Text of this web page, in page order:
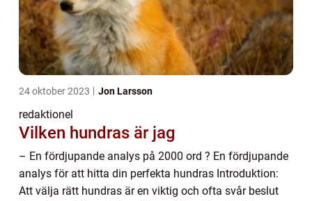
24 oktober 2023 Jon Larsson
redaktionel
Vilken hundras är jag
– En fördjupande analys på 2000 ord ? En fördjupande
analys för att hitta din perfekta hundras Introduktion:
Att välja rätt hundras är en viktig och ofta svår beslut